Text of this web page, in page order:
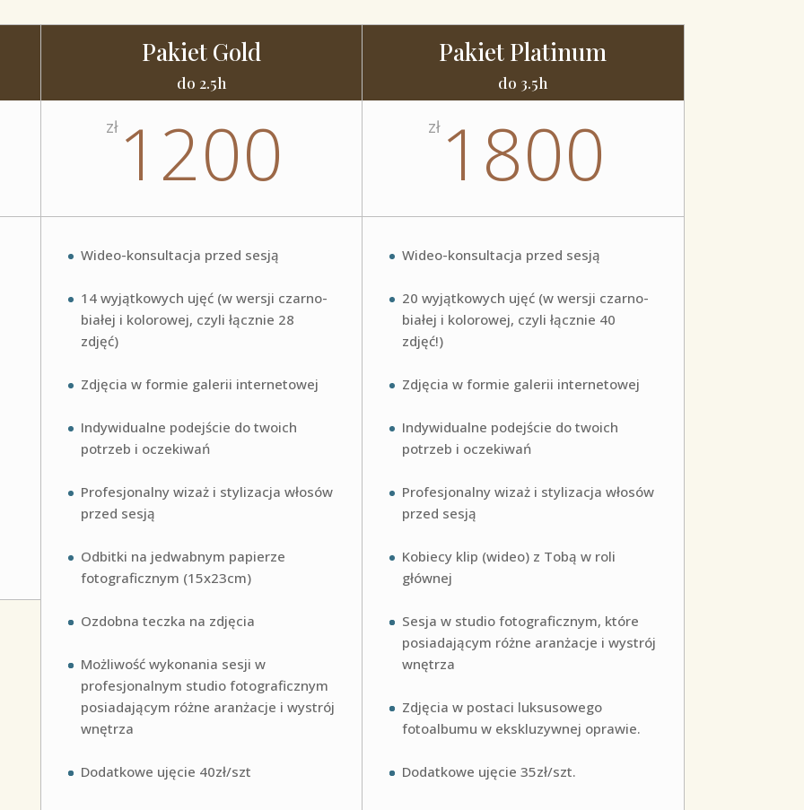
Pakiet Gold
do 2.5h
zł 1200
Wideo-konsultacja przed sesją
14 wyjątkowych ujęć (w wersji czarno-
białej i kolorowej, czyli łącznie 28
zdjęć)
Zdjęcia w formie galerii internetowej
Indywidualne podejście do twoich
potrzeb i oczekiwań
Profesjonalny wizaż i stylizacja włosów
przed sesją
Odbitki na jedwabnym papierze
fotograficznym (15x23cm)
Ozdobna teczka na zdjęcia
Możliwość wykonania sesji w
profesjonalnym studio fotograficznym
posiadającym różne aranżacje i wystrój
wnętrza
Dodatkowe ujęcie 40zł/szt
Pakiet Platinum
do 3.5h
zł1800
Wideo-konsultacja przed sesją
20 wyjątkowych ujęć (w wersji czarno-
białej i kolorowej, czyli łącznie 40
zdjęć!)
Zdjęcia w formie galerii internetowej
Indywidualne podejście do twoich
potrzeb i oczekiwań
Profesjonalny wizaż i stylizacja włosów
przed sesją
Kobiecy klip (wideo) z Tobą w roli
głównej
Sesja w studio fotograficznym, które
posiadającym różne aranżacje i wystrój
wnętrza
Zdjęcia w postaci luksusowego
fotoalbumu w ekskluzywnej oprawie.
Dodatkowe ujęcie 35zł/szt.